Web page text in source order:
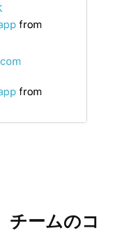
チームのコ